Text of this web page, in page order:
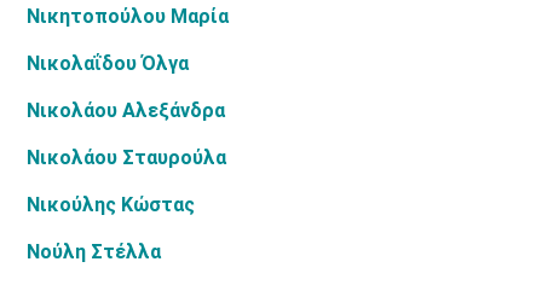
Νικητοπούλου Μαρία
Νικολαΐδου Όλγα
Νικολάου Αλεξάνδρα
Νικολάου Σταυρούλα
Νικούλης Κώστας
Νούλη Στέλλα